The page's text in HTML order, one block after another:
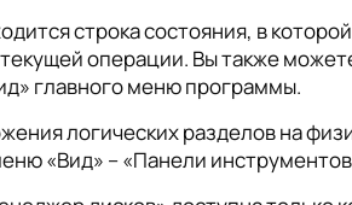
строка состояния, в
операции. Вы также
главного меню программы.
логических разделов на
«Вид» – «Панели